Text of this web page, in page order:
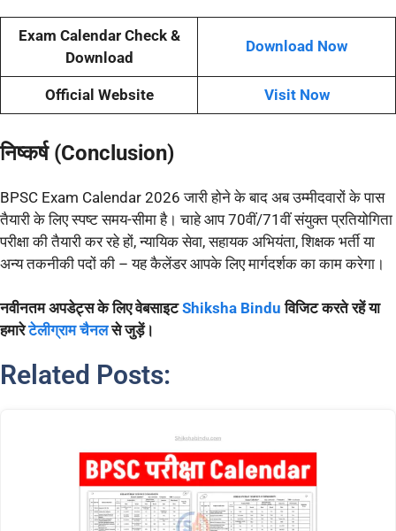
Exam Calendar Check &
Download
Download Now
Official Website Visit Now
निष्कर्ष (Conclusion)
BPSC Exam Calendar 2026 जारी होने के बाद अब उम्मीदवारों के पास
तैयारी के लिए स्पष्ट समय-सीमा है। चाहे आप 70वीं/71वीं संयुक्त प्रतियोगिता
परीक्षा की तैयारी कर रहे हों, न्यायिक सेवा, सहायक अभियंता, शिक्षक भर्ती या
अन्य तकनीकी पदों की – यह कैलेंडर आपके लिए मार्गदर्शक का काम करेगा।
नवीनतम अपडेट्स के लिए वेबसाइटShiksha Bindu विजिट करते रहें या
हमारेटेलीग्राम चैनल से जुड़ें।
Related Posts: